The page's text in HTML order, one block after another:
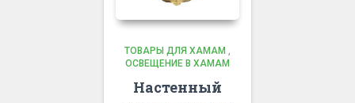
ТОВАРЫ ДЛЯ ХАМАМ ,
ОСВЕЩЕНИЕ В ХАМАМ
Настенный